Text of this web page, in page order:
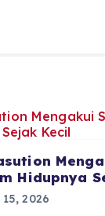
Hidupnya
15, 2026